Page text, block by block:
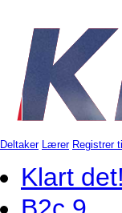
Deltaker Lærer Registrer
Klart det!